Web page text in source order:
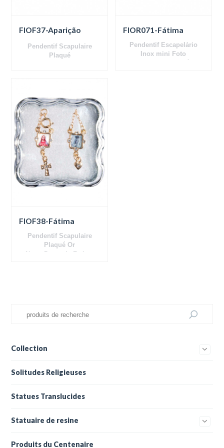
FIOF37-Aparição
Pendentif Scapulaire
Plaqué
FIOR071-Fátima
Pendentif Escapelário
Inox mini Foto
Nossa Senhora de Fátima
FIOF38-Fátima
Pendentif Scapulaire
Plaqué Or
Notre-Dame de Fatima
Collection
Solitudes Religieuses
Statues Translucides
Statuaire de resine
Produits du Centenaire